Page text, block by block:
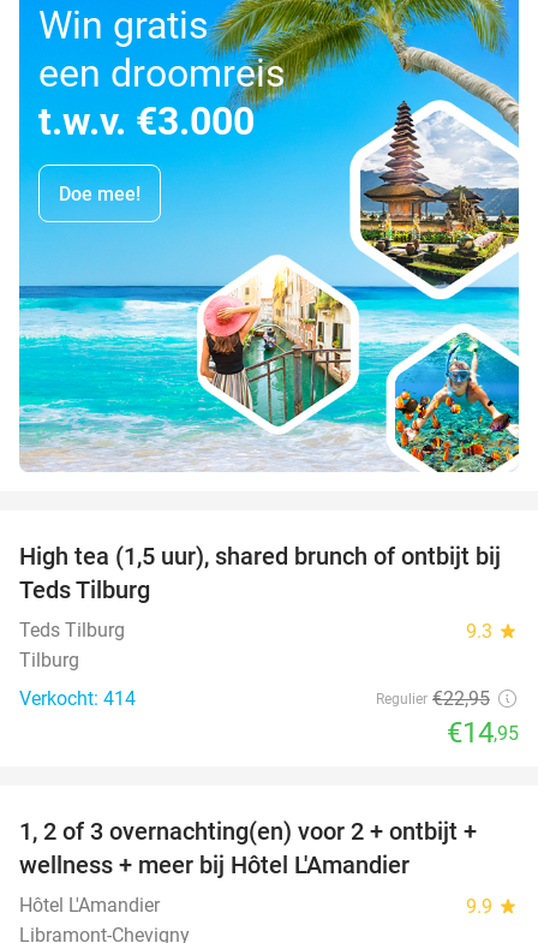
Win gratis
een droomreis
t.w.v. €3.000
Doe mee!
35%
High tea (1,5 uur), shared brunch of ontbijt bij
Teds Tilburg
Teds Tilburg 9.3 star
Tilburg
Verkocht: 414
Regulier €22,95
€14,95
32%
TODAY
1, 2 of 3 overnachting(en) voor 2 + ontbijt +
wellness + meer bij Hôtel L'Amandier
Hôtel L'Amandier 9.9 star
Libramont-Chevigny